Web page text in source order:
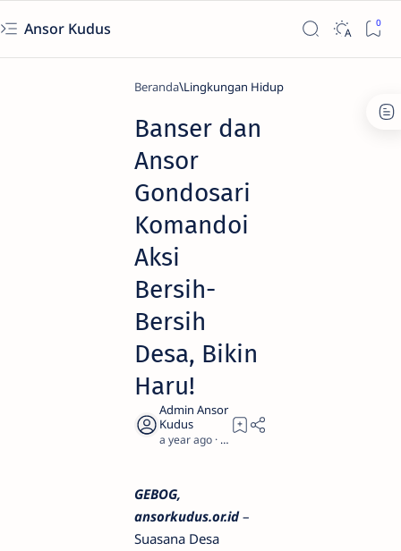
Ansor Kudus
Beranda Lingkungan Hidup
Banser dan
Ansor
Gondosari
Komandoi
Aksi
Bersih-
Bersih
Desa, Bikin
Haru!
a year ago 1
GEBOG,
ansorkudus.or.id–
Suasana Desa